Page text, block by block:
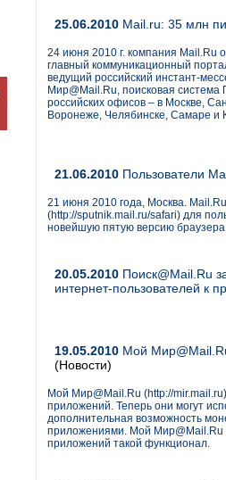
25.06.2010 Mail.ru: 35 млн
24 июня 2010 г. компания Mail.Ru
главный коммуникационный
ведущий российский инстант-
Мир@Mail.Ru, поисковая система
российских офисов – в Москве,
Воронеже, Челябинске, Самаре и
21.06.2010 Пользователи
21 июня 2010 года, Москва.
(http://sputnik.mail.ru/safari) для
новейшую пятую версию
20.05.2010 Поиск@Mail.Ru
интернет-пользователей к
19.05.2010 Мой
(Новости)
Мой Мир@Mail.Ru (http://
приложений. Теперь они могут
дополнительная возможность
приложениями. Мой Мир@Mail.Ru
приложений такой функционал.